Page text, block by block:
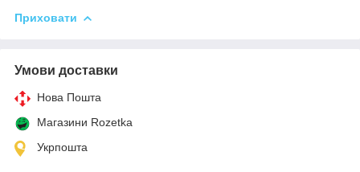
Приховати
Умови доставки
Нова Пошта
Магазини Rozetka
Укрпошта